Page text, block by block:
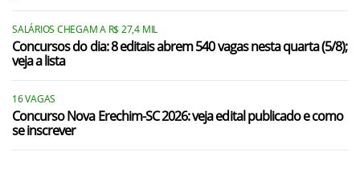
São Bonifácio/SC
São Ludgero/SC
São Martinho/SC
Treze de Maio/SC
Tubarão/SC
SALÁRIOS CHEGAM A R$ 27,4 MIL
Concursos do dia: 8 editais abrem 540 vagas nesta quarta (5/8);
veja a lista
16 VAGAS
Concurso Nova Erechim-SC 2026: veja edital publicado e como
se inscrever